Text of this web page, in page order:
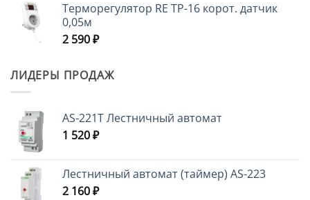
Терморегулятор RE ТР-16 корот. датчик
0,05м
2 590₽
ЛИДЕРЫ ПРОДАЖ
AS-221T Лестничный автомат
1 520₽
Лестничный автомат (таймер) AS-223
2 160₽